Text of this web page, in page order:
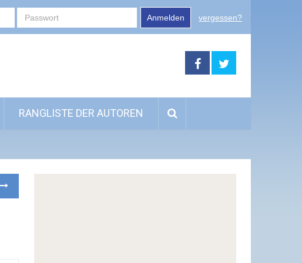
Anmelden vergessen?
RANGLISTE DER AUTOREN